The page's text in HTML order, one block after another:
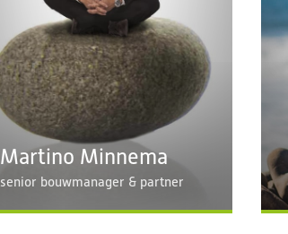
Martino Minnema
senior bouwmanager & partner